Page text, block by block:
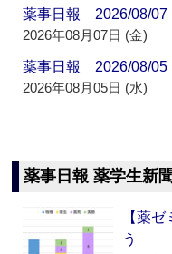
薬事日報 2026/08/07
2026年08月07日 (金)
薬事日報 2026/08/05
2026年08月05日 (水)
薬事日報 薬学生新
【薬
う